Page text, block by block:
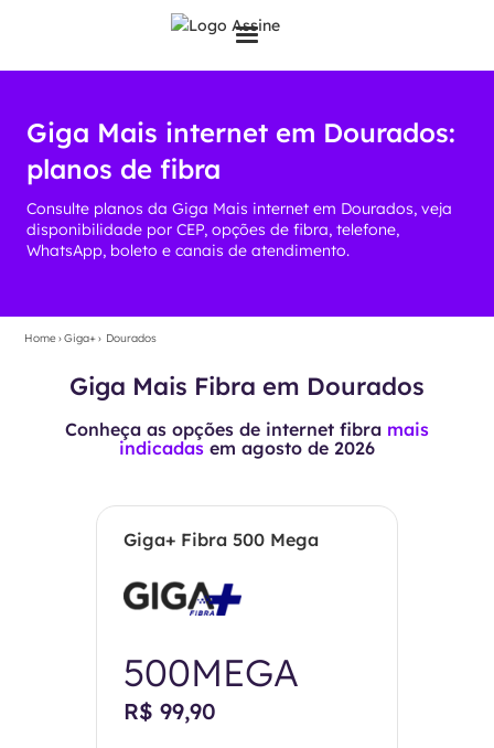
Giga Mais internet em Dourados:
planos de fibra
Consulte planos da Giga Mais internet em Dourados, veja
disponibilidade por CEP, opções de fibra, telefone,
WhatsApp, boleto e canais de atendimento.
Home›Giga+› Dourados
Giga Mais Fibra em Dourados
Conheça as opções de internet fibra mais
indicadas em agosto de 2026
Giga+ Fibra 500 Mega
500MEGA
R$ 99,90